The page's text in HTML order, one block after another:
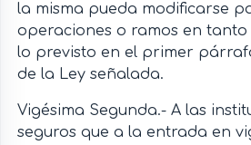
la misma pueda modificarse
operaciones o ramos en
lo previsto en el primer
de la Ley señalada.
Vigésima Segunda.- A las
seguros que a la entrada en